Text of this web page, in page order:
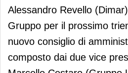
Alessandro Revello
Gruppo per il prossimo
nuovo consiglio di
composto dai due vice